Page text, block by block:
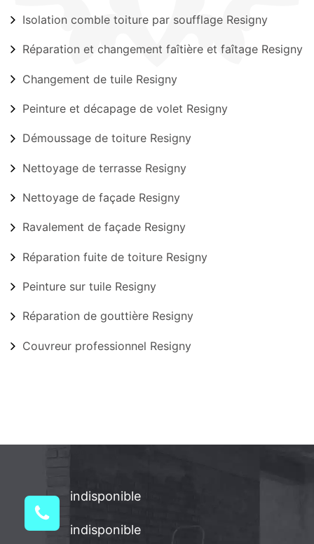
Isolation comble toiture par soufflage Resigny
Réparation et changement faîtière et faîtage Resigny
Changement de tuile Resigny
Peinture et décapage de volet Resigny
Démoussage de toiture Resigny
Nettoyage de terrasse Resigny
Nettoyage de façade Resigny
Ravalement de façade Resigny
Réparation fuite de toiture Resigny
Peinture sur tuile Resigny
Réparation de gouttière Resigny
Couvreur professionnel Resigny
indisponible
indisponible